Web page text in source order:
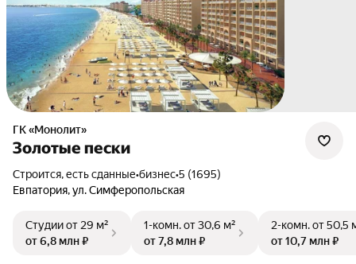
ГК «Монолит»
Золотые пески
Строится, есть сданные•бизнес•5 (1695)
Евпатория,ул. Симферопольская
Студииот 29 м²
от 6,8 млн ₽
1-комн.от 30,6 м²
от 7,8 млн ₽
2-комн.от 50,5
от 10,7 млн ₽